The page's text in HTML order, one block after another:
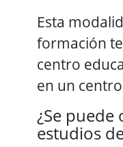
Esta
formación
centro
en un
¿Se
estudios